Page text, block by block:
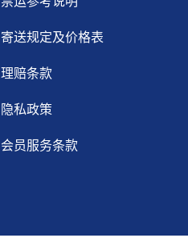
寄送规定及价格表
理赔条款
隐私政策
会员服务条款